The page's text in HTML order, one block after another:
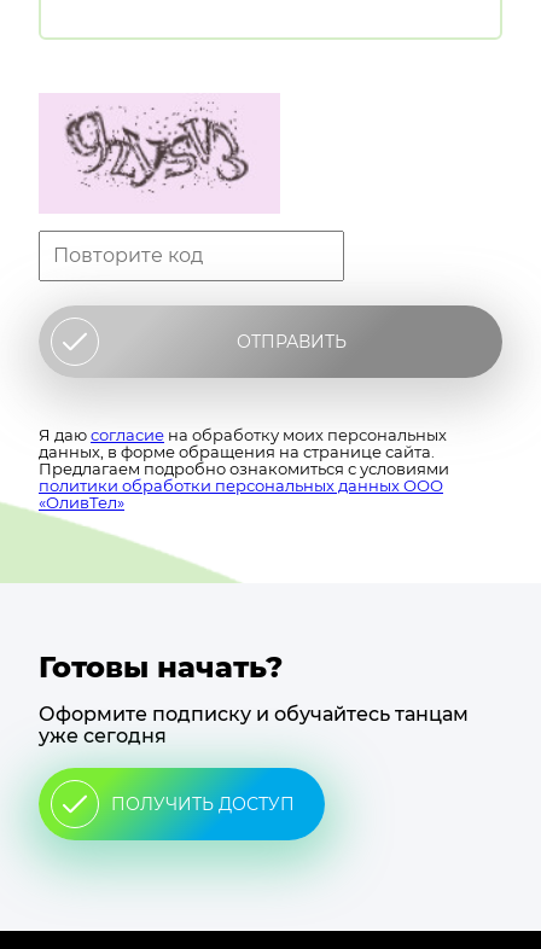
ОТПРАВИТЬ
Я даюсогласие на обработку моих персональных
данных, в форме обращения на странице сайта.
Предлагаем подробно ознакомиться с условиями
политики обработки персональных данных ООО
«ОливТел»
Готовы начать?
Оформите подписку и обучайтесь танцам
уже сегодня
ПОЛУЧИТЬ ДОСТУП